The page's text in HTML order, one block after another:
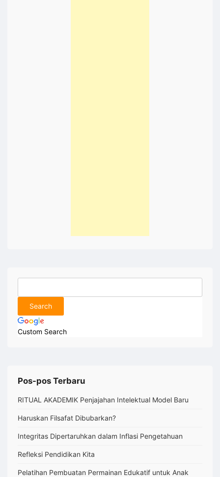
Custom Search
Pos-pos Terbaru
RITUAL AKADEMIK Penjajahan Intelektual Model Baru
Haruskan Filsafat Dibubarkan?
Integritas Dipertaruhkan dalam Inflasi Pengetahuan
Refleksi Pendidikan Kita
Pelatihan Pembuatan Permainan Edukatif untuk Anak